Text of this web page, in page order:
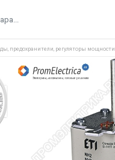
предохранители, регуляторы мощности